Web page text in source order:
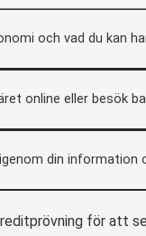
och vad du kan
online eller besök
din information
för att